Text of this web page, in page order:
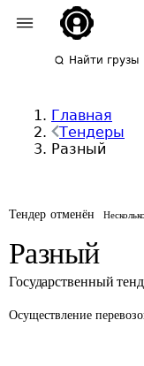
Найти грузы
Главная
Тендеры
Разный
Тендер отменён
Разный
Государственный
Осуществление